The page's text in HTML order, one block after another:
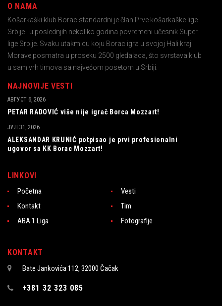
O NAMA
Košarkaški klub Borac standardni je član Prve košarkaške lige
Srbije i u poslednjih nekoliko godina povremeni učesnik Super
lige Srbije. Svaku utakmicu koju Borac igra u svojoj Hali kraj
Morave posmatra u proseku 2500 gledalaca, što svrstava klub
u sam vrh timova sa najvećom posetom u Srbiji.
NAJNOVIJE VESTI
PETAR RADOVIĆ više nije igrač Borca Mozzart!
АВГУСТ 6, 2026
ALEKSANDAR KRUNIĆ potpisao je prvi profesionalni
ugovor sa KK Borac Mozzart!
ЈУЛ 31, 2026
LINKOVI
Početna
Vesti
Kontakt
Tim
ABA 1 Liga
Fotografije
KONTAKT
Bate Jankovića 112, 32000 Čačak
+381 32 323 085